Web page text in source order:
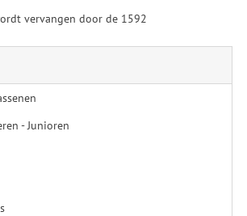
vervangen door de 1592
- Junioren